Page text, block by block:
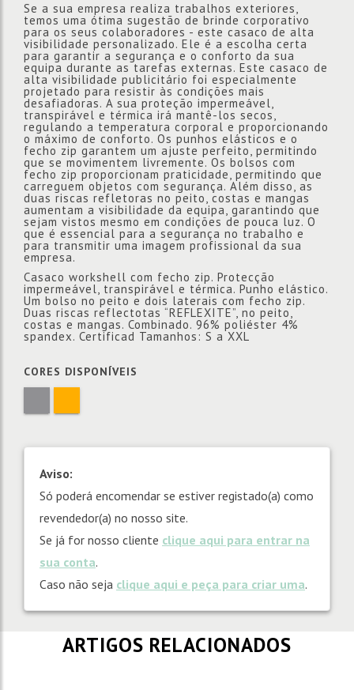
Se a sua empresa realiza trabalhos exteriores,
temos uma ótima sugestão de brinde corporativo
para os seus colaboradores - este casaco de alta
visibilidade personalizado. Ele é a escolha certa
para garantir a segurança e o conforto da sua
equipa durante as tarefas externas. Este casaco de
alta visibilidade publicitário foi especialmente
projetado para resistir às condições mais
desafiadoras. A sua proteção impermeável,
transpirável e térmica irá mantê-los secos,
regulando a temperatura corporal e proporcionando
o máximo de conforto. Os punhos elásticos e o
fecho zip garantem um ajuste perfeito, permitindo
que se movimentem livremente. Os bolsos com
fecho zip proporcionam praticidade, permitindo que
carreguem objetos com segurança. Além disso, as
duas riscas refletoras no peito, costas e mangas
aumentam a visibilidade da equipa, garantindo que
sejam vistos mesmo em condições de pouca luz. O
que é essencial para a segurança no trabalho e
para transmitir uma imagem profissional da sua
empresa.
Casaco workshell com fecho zip. Protecção
impermeável, transpirável e térmica. Punho elástico.
Um bolso no peito e dois laterais com fecho zip.
Duas riscas reflectotas “REFLEXITE”, no peito,
costas e mangas. Combinado. 96% poliéster 4%
spandex. Certificad Tamanhos: S a XXL
CORES DISPONÍVEIS
Aviso:
Só poderá encomendar se estiver registado(a) como
revendedor(a) no nosso site.
Se já for nosso cliente clique aqui para entrar na
sua conta.
Caso não seja clique aqui e peça para criar uma.
ARTIGOS RELACIONADOS